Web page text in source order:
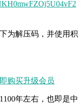
为解压码，并使用积
购买升级会员
年左右，也即是中